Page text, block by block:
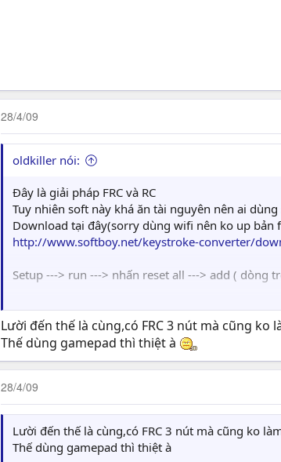
28/4/09
oldkiller nói:
Đây là giải pháp FRC và RC
Tuy nhiên soft này khá ăn tài nguyên nên ai
Download tại đây(sorry dùng wifi nên ko up
http://www.softboy.net/keystroke-converter/
Setup ---> run ---> nhấn reset all ---> add ( dòng
Tiếp theo là chạy emu và enjoy
Lười đến thế là cùng,có FRC 3 nút mà cũng ko
Thế dùng gamepad thì thiệt à
28/4/09
Lười đến thế là cùng,có FRC 3 nút mà cũng ko
Thế dùng gamepad thì thiệt à